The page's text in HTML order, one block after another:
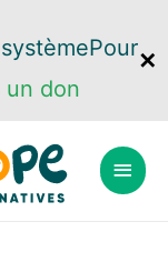
Pour
un don
✕